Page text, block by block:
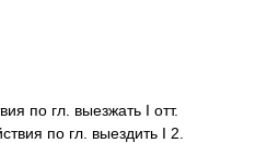
по гл. выезжать I отт.
по гл. выездить I 2.